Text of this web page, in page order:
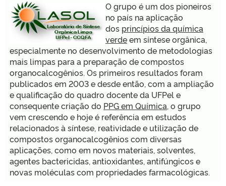
O grupo é um dos pioneiros
no país na aplicação
dos princípios da química
verdeem síntese orgânica,
especialmente no desenvolvimento de metodologias
mais limpas para a preparação de compostos
organocalcogênios. Os primeiros resultados foram
publicados em 2003 e desde então, com a ampliação
e qualificação do quadro docente da UFPel e
consequente criação do PPG em Química, o grupo
vem crescendo e hoje é referência em estudos
relacionados à síntese, reatividade e utilização de
compostos organocalcogênios com diversas
aplicações, como em novos materiais, solventes,
agentes bactericidas, antioxidantes, antifúngicos e
novas moléculas com propriedades farmacológicas.